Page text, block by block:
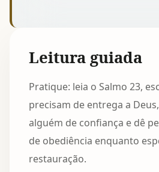
Leitura guiada
Pratique: leia o Salmo 23,
precisam de entrega a
alguém de confiança e dê
de obediência enquanto
restauração.